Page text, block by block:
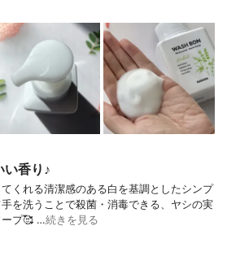
い香り♪
くれる清潔感のある白を基調としたシンプ
を洗うことで殺菌・消毒できる、ヤシの実
ープ🥰 …続きを見る